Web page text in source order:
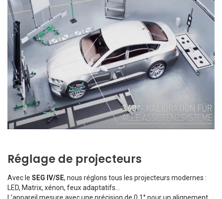
Réglage de projecteurs
Avec le SEG IV/SE, nous réglons tous les projecteurs modernes :
LED, Matrix, xénon, feux adaptatifs…